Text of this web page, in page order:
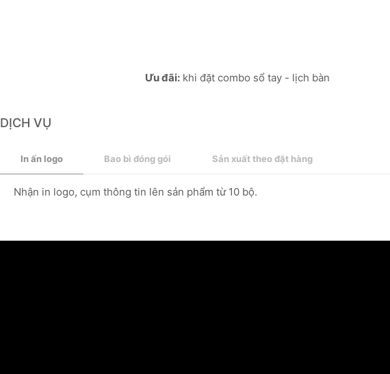
Ưu đãi:khi đặt combo sổ tay - lịch bàn
DỊCH VỤ
In ấn logo Bao bì đóng gói Sản xuất theo đặt hàng
Nhận in logo, cụm thông tin lên sản phẩm từ 10 bộ.